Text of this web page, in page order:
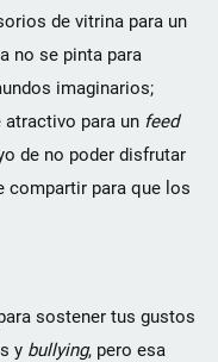
de vitrina para un
no se pinta para
imaginarios;
para un feed
de no poder disfrutar
compartir para que los
sostener tus gustos
y bullying, pero esa